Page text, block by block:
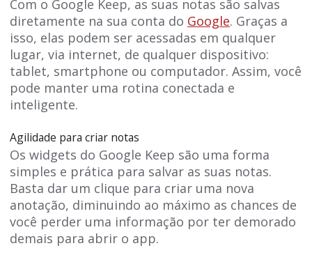
Com o Google Keep, as suas notas são salvas
diretamente na sua conta do Google. Graças a
isso, elas podem ser acessadas em qualquer
lugar, via internet, de qualquer dispositivo:
tablet, smartphone ou computador. Assim, você
pode manter uma rotina conectada e
inteligente.
Agilidade para criar notas
Os widgets do Google Keep são uma forma
simples e prática para salvar as suas notas.
Basta dar um clique para criar uma nova
anotação, diminuindo ao máximo as chances de
você perder uma informação por ter demorado
demais para abrir o app.